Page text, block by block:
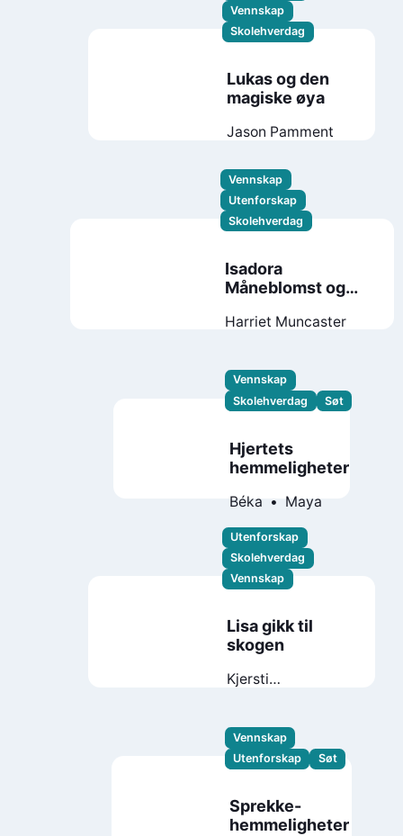
Vennskap
Skolehverdag
Lukas og den
magiske øya
Jason Pamment
Vennskap
Utenforskap
Skolehverdag
Isadora
Måneblomst og
Harriet Muncaster
Vennskap
Skolehverdag
Søt
Hjertets
hemmeligheter
Béka Maya
Utenforskap
Skolehverdag
Vennskap
Lisa gikk til
skogen
Kjersti
Vennskap
Utenforskap
Søt
Sprekke-
hemmeligheter